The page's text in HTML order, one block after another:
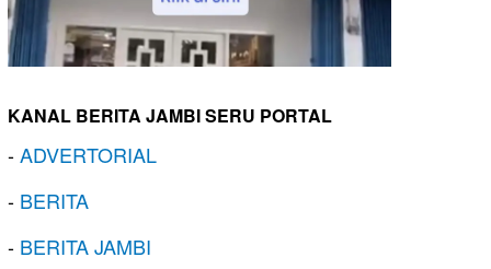
KANAL BERITA JAMBI SERU PORTAL
-ADVERTORIAL
- BERITA
- BERITA JAMBI